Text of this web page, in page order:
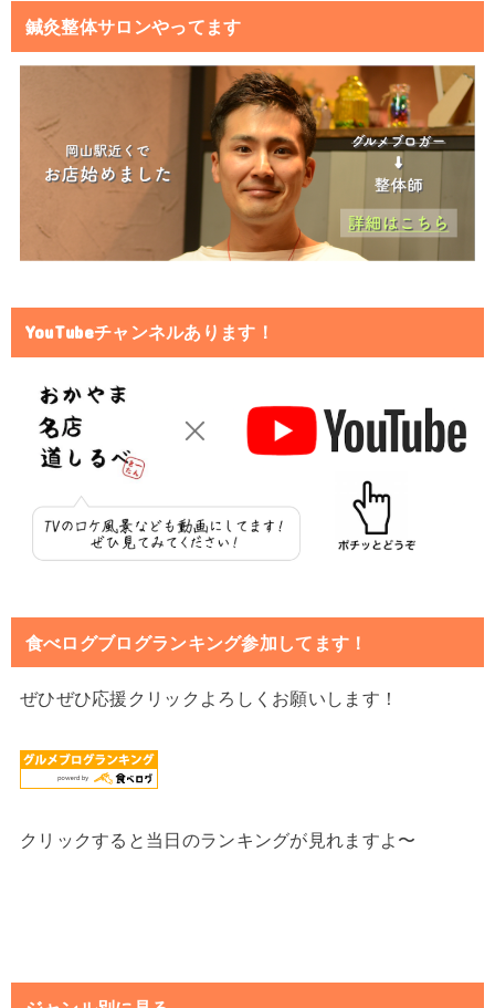
鍼灸整体サロンやってます
YouTubeチャンネルあります！
食べログブログランキング参加してます！
ぜひぜひ応援クリックよろしくお願いします！
クリックすると当日のランキングが見れますよ〜